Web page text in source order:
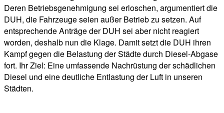
Deren Betriebsgenehmigung sei erloschen, argumentiert die
DUH, die Fahrzeuge seien außer Betrieb zu setzen. Auf
entsprechende Anträge der DUH sei aber nicht reagiert
worden, deshalb nun die Klage. Damit setzt die DUH ihren
Kampf gegen die Belastung der Städte durch Diesel-Abgase
fort. Ihr Ziel: Eine umfassende Nachrüstung der schädlichen
Diesel und eine deutliche Entlastung der Luft in unseren
Städten.